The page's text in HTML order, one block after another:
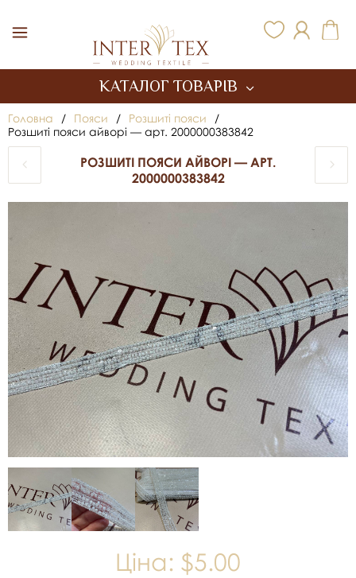
КАТАЛОГ ТОВАРІВ
Головна / Пояси / Розшиті пояси
/
Розшиті пояси айворі — арт. 2000000383842
РОЗШИТІ ПОЯСИ АЙВОРІ — АРТ.
2000000383842
Ціна: $5.00